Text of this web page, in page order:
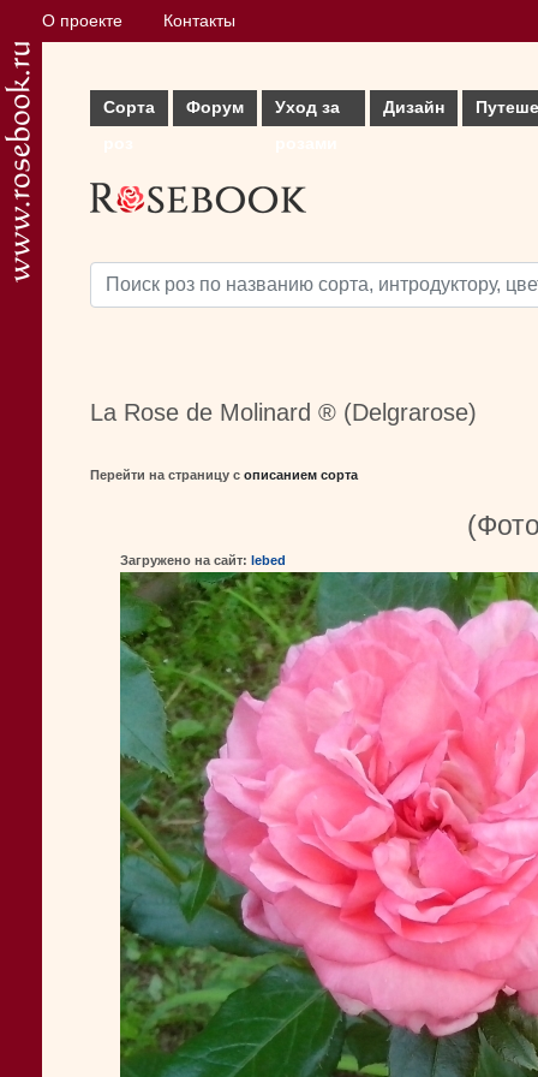
О проекте Контакты
Сорта
Форум
Уход за
Дизайн
La Rose de Molinard ® (Delgrarose)
Перейти на страницу с описанием сорта
Загружено на сайт: lebed